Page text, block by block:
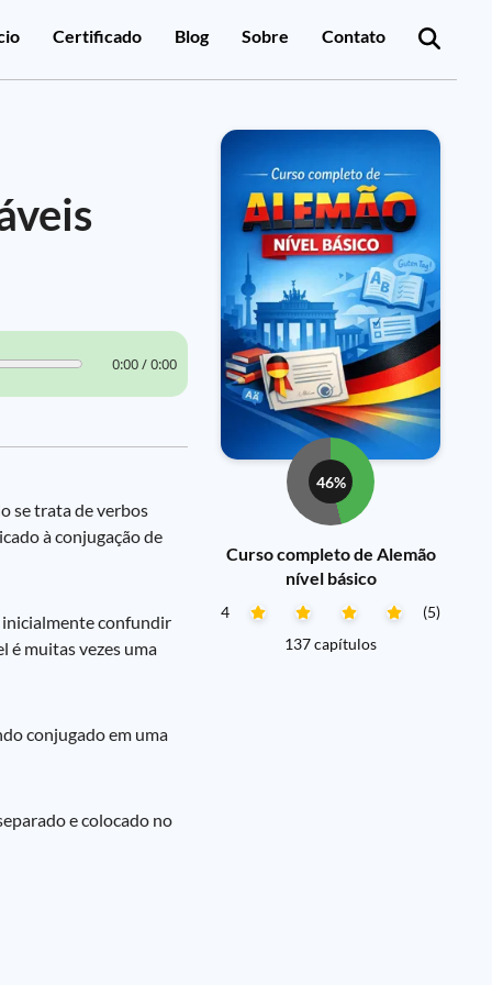
Certificado Blog Sobre Contato
0:00 / 0:00
se trata de verbos
à conjugação de
inicialmente confundir
é muitas vezes uma
conjugado em uma
e colocado no
46%
Curso completo de Alemão
nível básico
4
(5)
137 capítulos